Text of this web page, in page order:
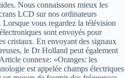
Nous connaissons mieux les
LCD sur nos ordinateurs
Lorsque vous regardez la télévision
sont envoyés pour
cristaux. En envoyant des signaux
le Dr Holland peut également
connexe: «Oranges: les
est appelée champs électriques